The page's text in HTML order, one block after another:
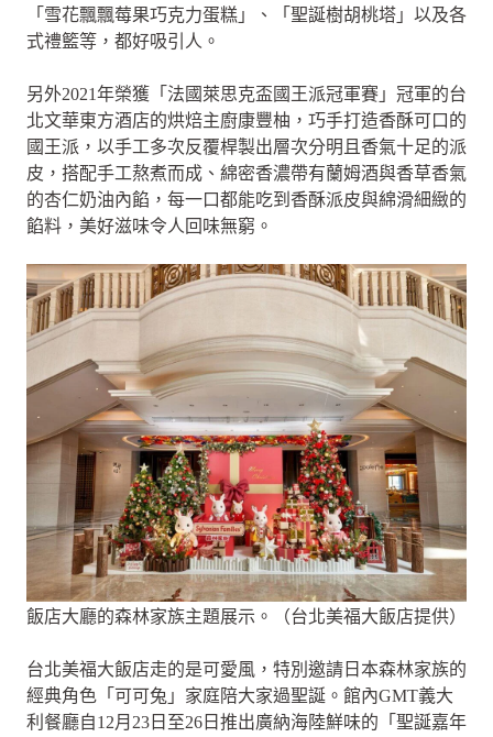
「雪花飄飄莓果巧克力蛋糕」、「聖誕樹胡桃塔」以及各
式禮籃等，都好吸引人。
另外2021年榮獲「法國萊思克盃國王派冠軍賽」冠軍的台
北文華東方酒店的烘焙主廚康豐柚，巧手打造香酥可口的
國王派，以手工多次反覆桿製出層次分明且香氣十足的派
皮，搭配手工熬煮而成、綿密香濃帶有蘭姆酒與香草香氣
的杏仁奶油內餡，每一口都能吃到香酥派皮與綿滑細緻的
餡料，美好滋味令人回味無窮。
飯店大廳的森林家族主題展示。（台北美福大飯店提供）
台北美福大飯店走的是可愛風，特別邀請日本森林家族的
經典角色「可可兔」家庭陪大家過聖誕。館內GMT義大
利餐廳自12月23日至26日推出廣納海陸鮮味的「聖誕嘉年